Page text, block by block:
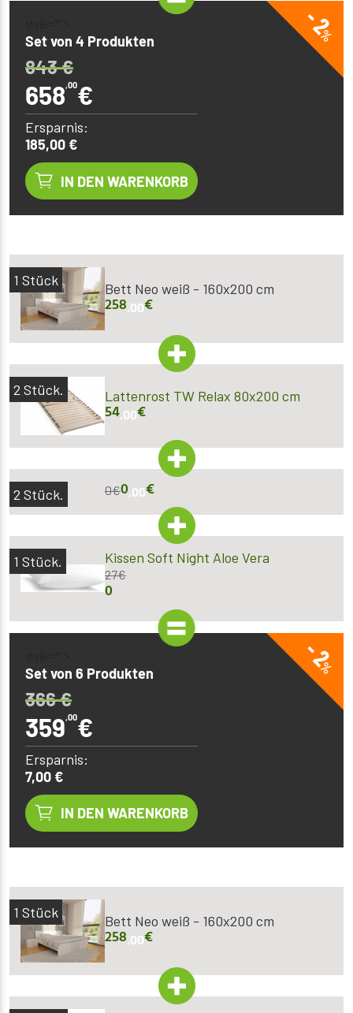
- 2
%
Set von 4 Produkten
843€
658,00€
Ersparnis:
185,00 €
IN DEN WARENKORB
1 Stück
Bett Neo weiß - 160x200 cm
258,00€
2 Stück. Lattenrost TW Relax 80x200 cm
54,00€
2 Stück. 0€0,00€
1 Stück. Kissen Soft Night Aloe Vera
27€
0
- 2
%
Set von 6 Produkten
366€
359 ,00€
Ersparnis:
7,00 €
IN DEN WARENKORB
1 Stück
Bett Neo weiß - 160x200 cm
258,00€